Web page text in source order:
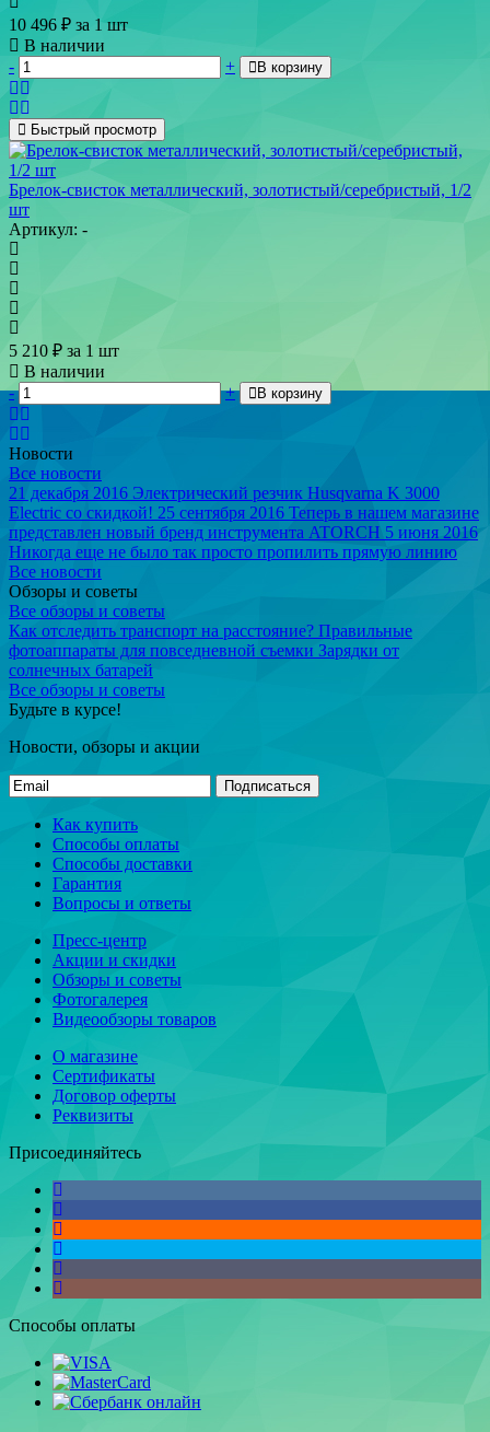
10 496 ₽ за 1 шт
В наличии
-
+ В корзину
Быстрый просмотр
Брелок-свисток металлический, золотистый/серебристый, 1/2
шт
Артикул: -
5 210 ₽ за 1 шт
В наличии
-
+ В корзину
Новости
Все новости
21 декабря 2016 Электрический резчик Husqvarna K 3000
Electric со скидкой! 25 сентября 2016 Теперь в нашем магазине
представлен новый бренд инструмента ATORCH 5 июня 2016
Никогда еще не было так просто пропилить прямую линию
Все новости
Обзоры и советы
Все обзоры и советы
Как отследить транспорт на расстояние? Правильные
фотоаппараты для повседневной съемки Зарядки от
солнечных батарей
Все обзоры и советы
Будьте в курсе!
Новости, обзоры и акции
Подписаться
Как купить
Способы оплаты
Способы доставки
Гарантия
Вопросы и ответы
Пресс-центр
Акции и скидки
Обзоры и советы
Фотогалерея
Видеообзоры товаров
О магазине
Сертификаты
Договор оферты
Реквизиты
Присоединяйтесь
Способы оплаты